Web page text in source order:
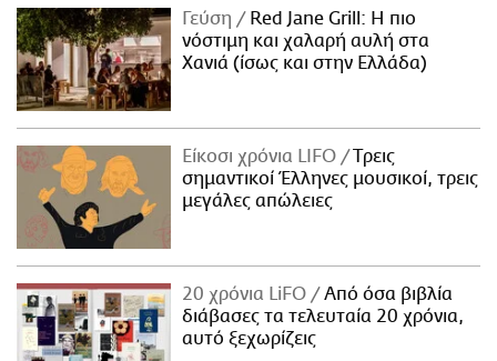
Γεύση
Red Jane Grill: Η πιο
νόστιμη και χαλαρή αυλή στα
Χανιά (ίσως και στην Ελλάδα)
Είκοσι χρόνια LIFO
Tρεις
σημαντικοί Έλληνες μουσικοί, τρεις
μεγάλες απώλειες
20 χρόνια LiFO
Από όσα βιβλία
διάβασες τα τελευταία 20 χρόνια,
αυτό ξεχωρίζεις